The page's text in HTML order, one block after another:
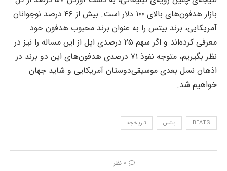
بازار هدفون‌های بالای ۱۰۰ دلار است. بیش از ۴۶ درصد نوجوانان
آمریکایی، برند بیتس را به عنوان برند محبوب هدفون خود
معرفی کرده‌اند و اگر سهم ۲۵ درصدی اپل از این مساله را نیز در
نظر بگیریم، متوجه نفوذ ۷۱ درصدی هدفون‌های این دو برند در
اذهان نسل بعدی موسیقی‌دوستان آمریکایی و شاید جهان
خواهیم شد.
BEATS بیتس تاریخچه
۰ نظر